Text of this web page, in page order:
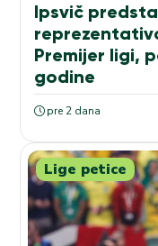
Ipsvič
Premijer ligi,
godine
pre 2 dana
Lige petice